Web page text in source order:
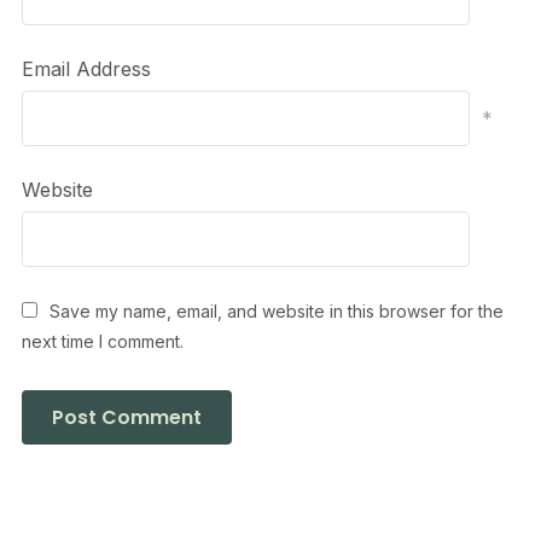
Email Address
*
Website
Save my name, email, and website in this browser for the
next time I comment.